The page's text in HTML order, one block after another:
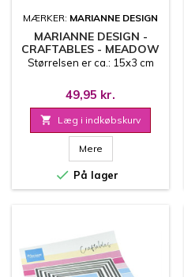
MÆRKER: MARIANNE DESIGN
MARIANNE DESIGN -
CRAFTABLES - MEADOW
BORDER - CR1720
Størrelsen er ca.: 15x3 cm
49,95 kr.
 Læg i indkøbskurv
Mere
 På lager